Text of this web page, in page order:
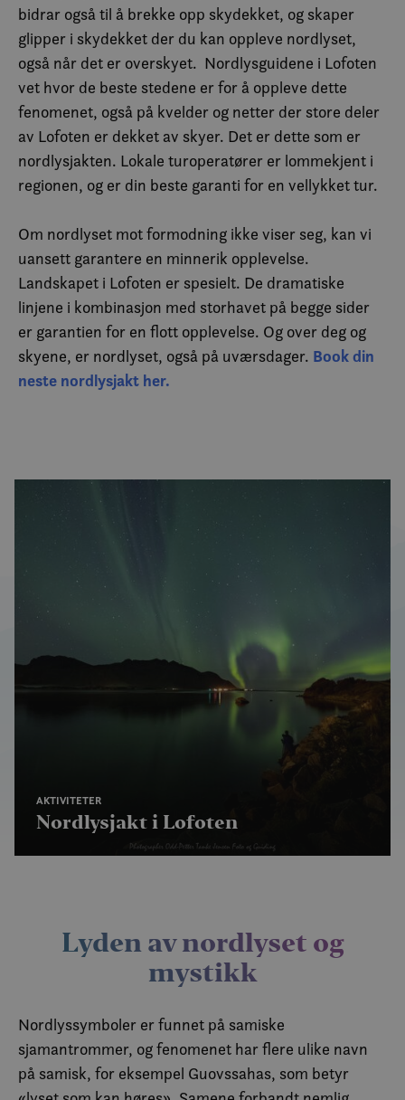
bidrar også til å brekke opp skydekket, og skaper
glipper i skydekket der du kan oppleve nordlyset,
også når det er overskyet. Nordlysguidene i Lofoten
vet hvor de beste stedene er for å oppleve dette
fenomenet, også på kvelder og netter der store deler
av Lofoten er dekket av skyer. Det er dette som er
nordlysjakten. Lokale turoperatører er lommekjent i
regionen, og er din beste garanti for en vellykket tur.
Om nordlyset mot formodning ikke viser seg, kan vi
uansett garantere en minnerik opplevelse.
Landskapet i Lofoten er spesielt. De dramatiske
linjene i kombinasjon med storhavet på begge sider
er garantien for en flott opplevelse. Og over deg og
skyene, er nordlyset, også på uværsdager. Book din
neste nordlysjakt her.
AKTIVITETER
Nordlysjakt i Lofoten
Lyden av nordlyset og
mystikk
Nordlyssymboler er funnet på samiske
sjamantrommer, og fenomenet har flere ulike navn
på samisk, for eksempel Guovssahas, som betyr